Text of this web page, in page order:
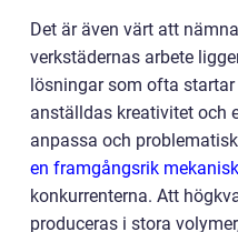
Det är även värt att
verkstädernas arbete
lösningar som ofta
anställdas kreativitet och
anpassa och
en framgångsrik
konkurrenterna. Att
produceras i stora